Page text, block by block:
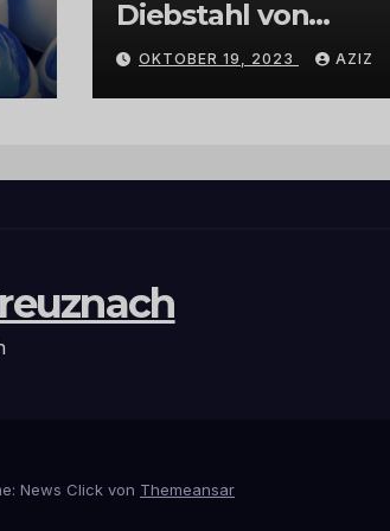
Diebstahl von
Grabschmuck
OKTOBER 19, 2023 AZIZ
News Click von Themeansar